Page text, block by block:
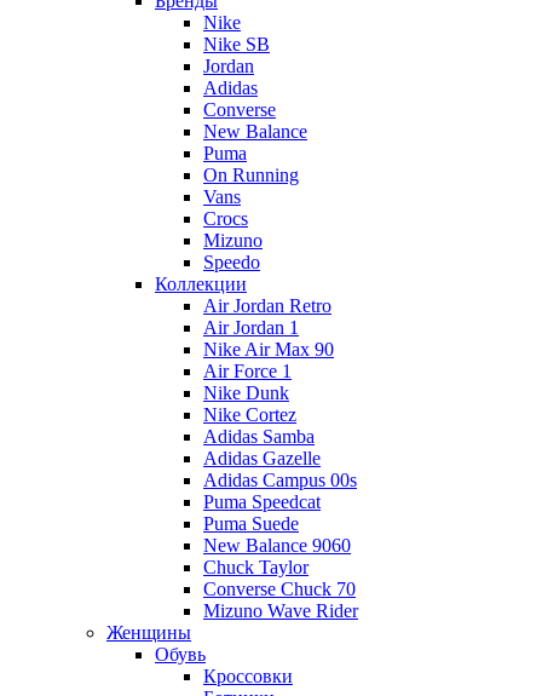
Nike
Nike SB
Jordan
Adidas
Converse
New Balance
Puma
On Running
Vans
Crocs
Mizuno
Speedo
Коллекции
Air Jordan Retro
Air Jordan 1
Nike Air Max 90
Air Force 1
Nike Dunk
Nike Cortez
Adidas Samba
Adidas Gazelle
Adidas Campus 00s
Puma Speedcat
Puma Suede
New Balance 9060
Chuck Taylor
Converse Chuck 70
Mizuno Wave Rider
Женщины
Обувь
Кроссовки